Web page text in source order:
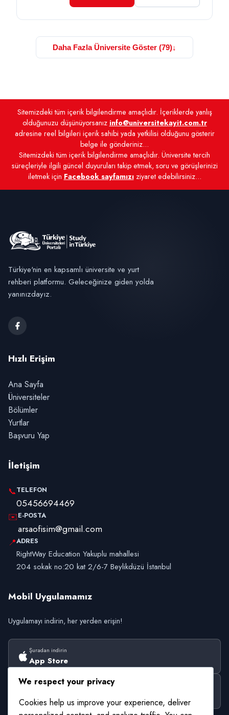
Daha Fazla Üniversite Göster (79)↓
Sitemizdeki tüm içerik bilgilendirme amaçlıdır. İçeriklerde yanlış
olduğunuzu düşünüyorsanız info@universitekayit.com.tr
adresine reel bilgileri içerik sahibi yada yetkilisi olduğunu gösterir
belge ile gönderiniz...
Sitemizdeki tüm içerik bilgilendirme amaçlıdır. Üniversite tercih
süreçleriyle ilgili güncel duyuruları takip etmek, soru ve görüşlerinizi
iletmek için Facebook sayfamızıziyaret edebilirsiniz...
Türkiye'nin en kapsamlı üniversite ve yurt
rehberi platformu. Geleceğinize giden yolda
yanınızdayız.
Hızlı Erişim
Ana Sayfa
Üniversiteler
Bölümler
Yurtlar
Başvuru Yap
İletişim
📞TELEFON
05456694469
✉️E-POSTA
arsaofisim@gmail.com
📍ADRES
RightWay Education Yakuplu mahallesi
204 sokak no:20 kat 2/6-7 Beylikdüzü İstanbul
Mobil Uygulamamız
Uygulamayı indirin, her yerden erişin!
Şuradan indirin
App Store
Şuradan alın
Google Play
We respect your privacy
Cookies help us improve your experience, deliver